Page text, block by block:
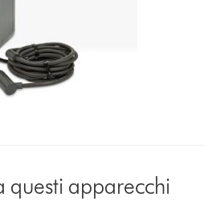
questi apparecchi